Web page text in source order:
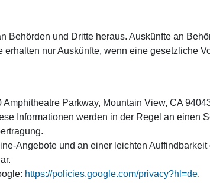
und Dritte heraus. Auskünfte an
nur Auskünfte, wenn eine gesetzliche
Parkway, Mountain View, CA
Informationen werden in der Regel an einen
Angebote und an einer leichten
https://policies.google.com/privacy?hl=de.